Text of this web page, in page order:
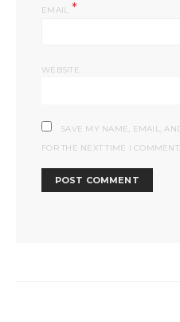
EMAIL *
WEBSITE
SAVE MY NAME, EMAIL,
FOR THE NEXT TIME I COMMENT.